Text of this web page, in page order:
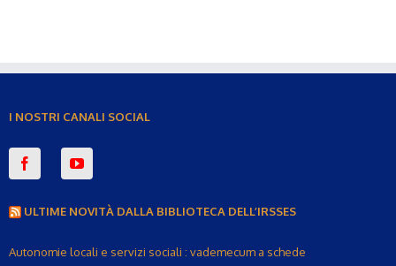
I NOSTRI CANALI SOCIAL
ULTIME NOVITÀ DALLA BIBLIOTECA DELL’IRSSES
Autonomie locali e servizi sociali : vademecum a schede